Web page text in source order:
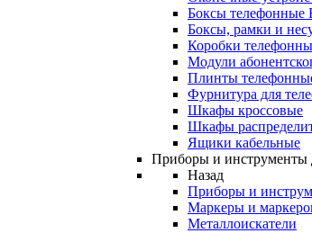
Боксы
Боксы, рамки и
Коробки
Модули
Плинты
Фурнитура для
Шкафы кроссовые
Шкафы
Ящики кабельные
Приборы и инструменты
Назад
Приборы и
Маркеры и
Металлоискатели